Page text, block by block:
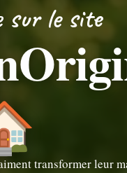
sur le site
transformer leur